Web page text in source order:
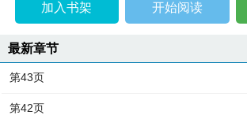
加入书架 开始阅读
最新章节
第43页
第42页